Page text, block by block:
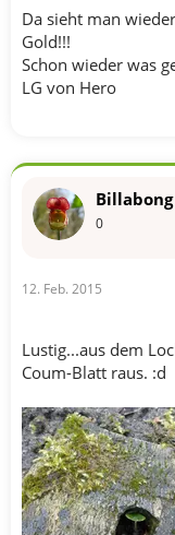
Da sieht man
Gold!!!
Schon wieder was
LG von Hero
Billabong
0
12. Feb. 2015
Lustig...aus dem
Coum-Blatt raus. :d